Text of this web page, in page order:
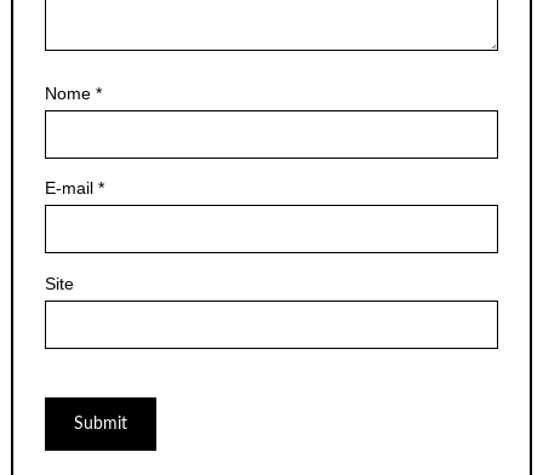
Nome *
E-mail *
Site